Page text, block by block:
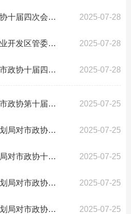
攀枝花市商务局对市政协十届四次会议第115号提案答复的函 2025-07-28
攀枝花钒钛高新技术产业开发区管委会对市政协十届四次会议第99号提案答复的函 2025-07-28
攀枝花市交通运输局对市政协十届四次会议第6号提案答复的函 2025-07-28
攀枝花市应急管理局对市政协第十届四次会议第145号提案答复的函 2025-07-25
攀枝花市自然资源和规划局对市政协十届四次会议第74号提案答复的函 2025-07-25
攀枝花市市场监督管理局对市政协十届四次会议第72号提案答复的函 2025-07-25
攀枝花市自然资源和规划局对市政协十届四次会议第96号提案答复的函 2025-07-25
攀枝花市自然资源和规划局对市政协十届四次会议第5号提案答复的函 2025-07-25